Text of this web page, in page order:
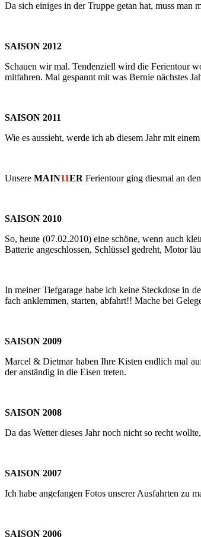
Da sich ei­ni­ges in der Trup­pe getan hat, muss man
SAI­SON 2012
Schau­en wir mal. Ten­den­zi­ell wird die Fe­ri­en­tour
mit­fah­ren. Mal ge­spannt mit was Ber­nie nächs­tes
SAI­SON 2011
Wie es aus­sieht, werde ich ab die­sem Jahr mit
Un­se­re MAIN11ER Fe­ri­en­tour ging dies­mal an
SAI­SON 2010
So, heute (07.02.2010) eine schö­ne, wenn auch
Bat­te­rie an­ge­schlos­sen, Schlüs­sel ge­dreht, Motor
In mei­ner Tief­ga­ra­ge habe ich keine Steck­do­se in
fach an­klem­men, star­ten, ab­fahrt!! Mache bei
SAI­SON 2009
Mar­cel & Diet­mar haben Ihre Kis­ten end­lich mal
der an­stän­dig in die Eisen tre­ten.
SAI­SON 2008
Da das Wet­ter die­ses Jahr noch nicht so recht
SAI­SON 2007
Ich habe an­ge­fan­gen Fotos un­se­rer Aus­fahr­ten zu
SAI­SON 2006